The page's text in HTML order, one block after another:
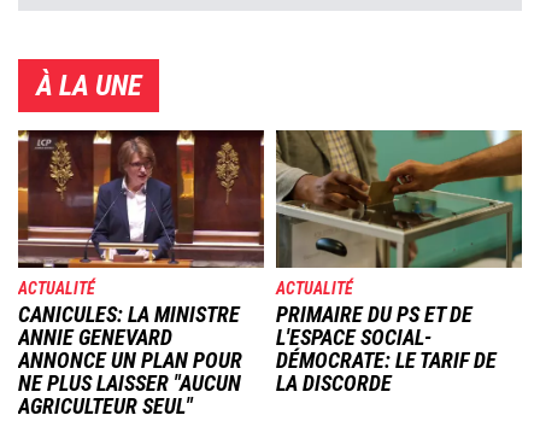
À LA UNE
Image
ACTUALITÉ
CANICULES: LA MINISTRE
ANNIE GENEVARD
ANNONCE UN PLAN POUR
NE PLUS LAISSER "AUCUN
AGRICULTEUR SEUL"
Image
ACTUALITÉ
PRIMAIRE DU PS ET DE
L'ESPACE SOCIAL-
DÉMOCRATE: LE TARIF DE
LA DISCORDE